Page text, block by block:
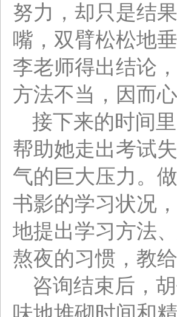
努力，却只是结
嘴，双臂松松地
李老师得出结论
方法不当，因而
接下来的时间
帮助她走出考试
气的巨大压力。
书影的学习状况
地提出学习方法
熬夜的习惯，教
咨询结束后，